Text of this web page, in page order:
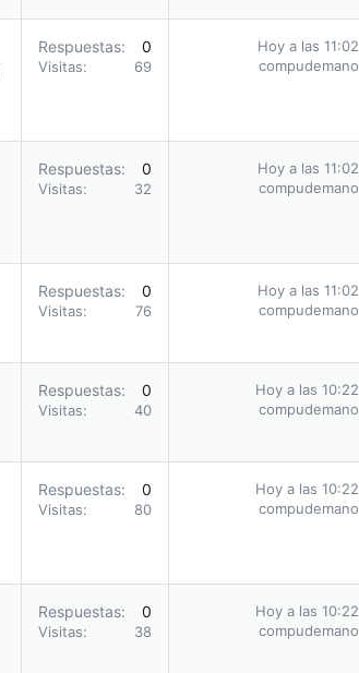
Respuestas 0
Visitas 69
Hoy a las 11:02
compudemano
Respuestas 0
Visitas 32
Hoy a las 11:02
compudemano
Respuestas 0
Visitas 76
Hoy a las 11:02
compudemano
Respuestas 0
Visitas 40
Hoy a las 10:22
compudemano
Respuestas 0
Visitas 80
Hoy a las 10:22
compudemano
Respuestas 0
Visitas 38
Hoy a las 10:22
compudemano